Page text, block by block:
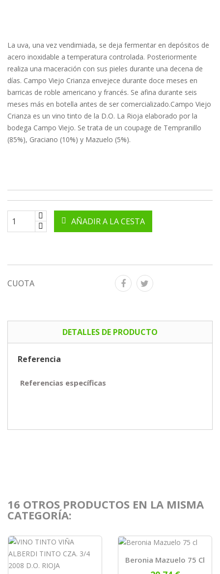
La uva, una vez vendimiada, se deja fermentar en depósitos de
acero inoxidable a temperatura controlada. Posteriormente
realiza una maceración con sus pieles durante una decena de
días. Campo Viejo Crianza envejece durante doce meses en
barricas de roble americano y francés. Se afina durante seis
meses más en botella antes de ser comercializado.Campo Viejo
Crianza es un vino tinto de la D.O. La Rioja elaborado por la
bodega Campo Viejo. Se trata de un coupage de Tempranillo
(85%), Graciano (10%) y Mazuelo (5%).
AÑADIR A LA CESTA
CUOTA
DETALLES DE PRODUCTO
Referencia
Referencias específicas
16 OTROS PRODUCTOS EN LA MISMA
CATEGORÍA:
Beronia Mazuelo 75 Cl